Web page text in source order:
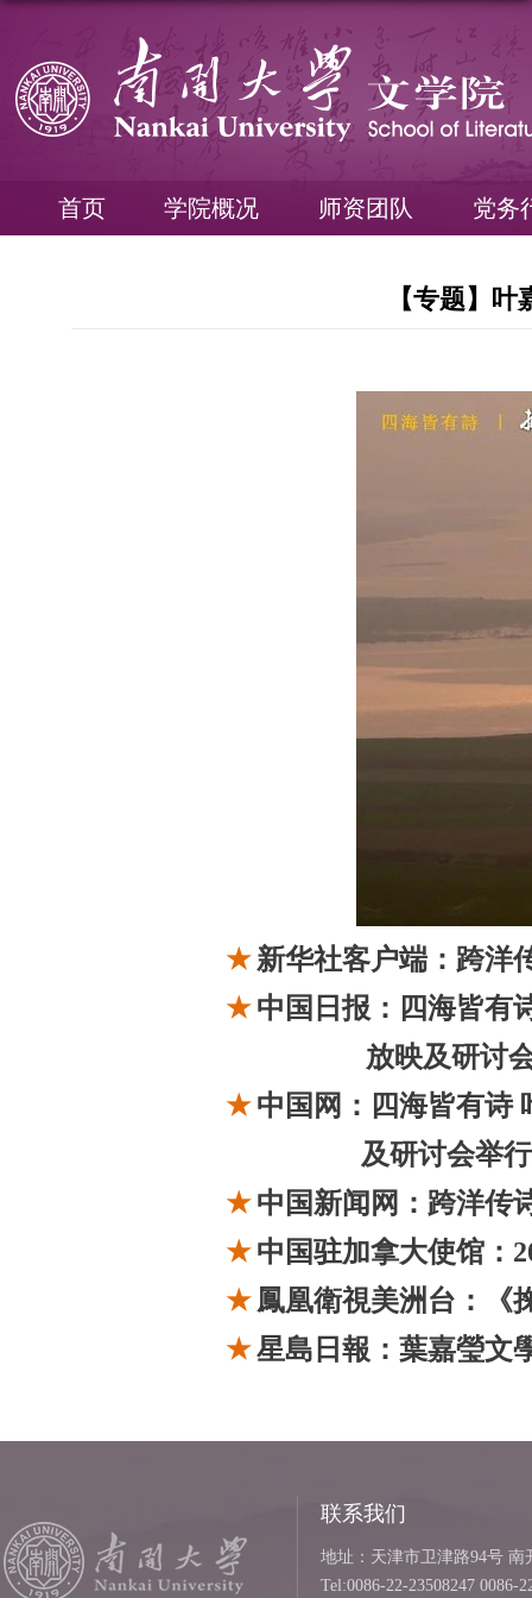
首页 学院概况 师资团队 党务
【专题】
★新华社客户端： 跨洋
★中国日报：四海皆有
放映及研讨
★中国网：四海皆有诗
及研讨会举行
★中国新闻网：跨洋传
★中国驻加拿大使馆：
★ 鳳凰衛視美洲台：《
★星島日報：葉嘉瑩文
联系我们
地址：天津市卫津路94号 南
Tel:0086-22-23508247 0086-